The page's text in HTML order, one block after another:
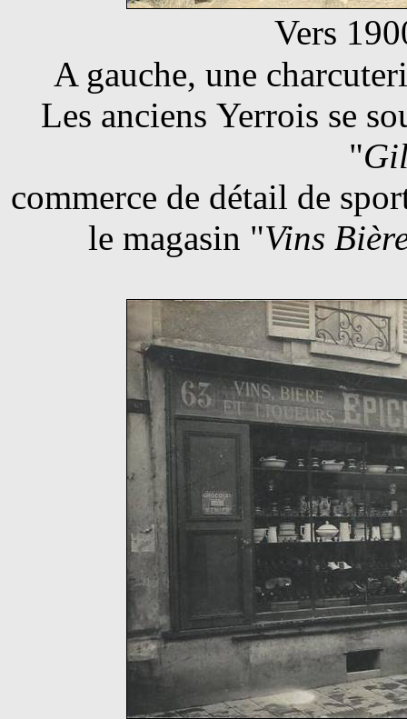
Vers
A gauche, une
Les anciens Yerrois se
"
commerce de détail de
le magasin "Vins